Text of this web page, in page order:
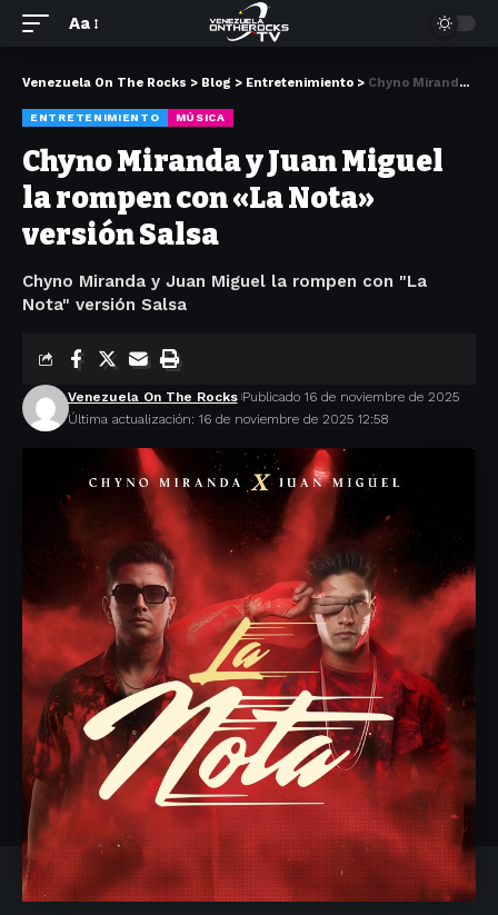
Aa
Venezuela On The Rocks > Blog > Entretenimiento > Chyno Miranda y Juan Miguel la rompen con «La Nota» versión Salsa
ENTRETENIMIENTO MÚSICA
Chyno Miranda y Juan Miguel
la rompen con «La Nota»
versión Salsa
Chyno Miranda y Juan Miguel la rompen con "La
Nota" versión Salsa
Última actualización: 16 de noviembre de 2025 12:58
Venezuela On The Rocks Publicado 16 de noviembre de 2025